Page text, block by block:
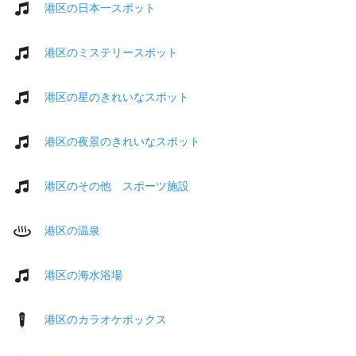
港区の日本一スポット
港区のミステリースポット
港区の星のきれいなスポット
港区の夜景のきれいなスポット
港区のその他 スポーツ施設
港区の温泉
港区の海水浴場
港区のカラオケボックス